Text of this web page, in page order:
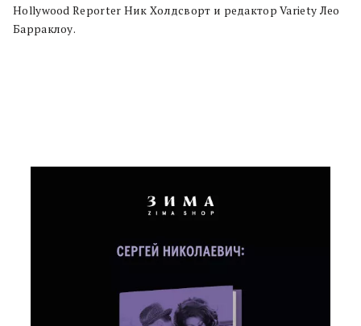
Hollywood Reporter Ник Холдсворт и редактор Variety Лео
Барраклоу.